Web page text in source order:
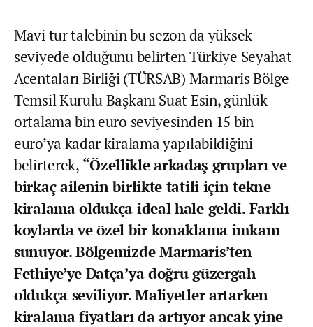
Mavi tur talebinin bu sezon da yüksek
seviyede olduğunu belirten Türkiye Seyahat
Acentaları Birliği (TÜRSAB) Marmaris Bölge
Temsil Kurulu Başkanı Suat Esin, günlük
ortalama bin euro seviyesinden 15 bin
euro’ya kadar kiralama yapılabildiğini
belirterek, “Özellikle arkadaş grupları ve
birkaç ailenin birlikte tatili için tekne
kiralama oldukça ideal hale geldi. Farklı
koylarda ve özel bir konaklama imkanı
sunuyor. Bölgemizde Marmaris’ten
Fethiye’ye Datça’ya doğru güzergah
oldukça seviliyor. Maliyetler artarken
kiralama fiyatları da artıyor ancak yine